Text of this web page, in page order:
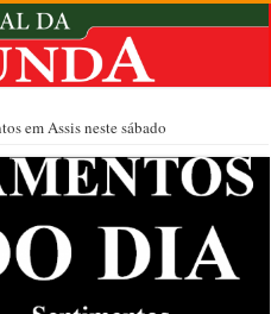
em Assis neste sábado